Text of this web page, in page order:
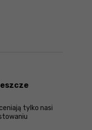
tylko nasi